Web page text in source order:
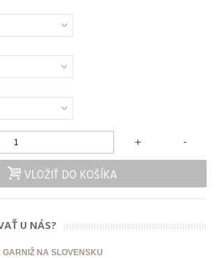
-
+
VLOŽIŤ DO KOŠÍKA
U NÁS?
NA SLOVENSKU